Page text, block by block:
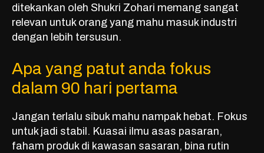
ditekankan oleh Shukri Zohari memang sangat
relevan untuk orang yang mahu masuk industri
dengan lebih tersusun.
Apa yang patut anda fokus
dalam 90 hari pertama
Jangan terlalu sibuk mahu nampak hebat. Fokus
untuk jadi stabil. Kuasai ilmu asas pasaran,
faham produk di kawasan sasaran, bina rutin